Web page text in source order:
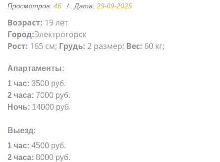
Просмотров: 46 Дата: 29-09-2025
Возраст: 19 лет
Город:Электрогорск
Рост: 165 см; Грудь: 2 размер; Вес: 60 кг;
Апартаменты:
1 час: 3500 руб.
2 часа: 7000 руб.
Ночь: 14000 руб.
Выезд:
1 час: 4500 руб.
2 часа: 8000 руб.